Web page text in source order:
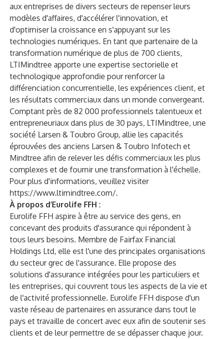
aux entreprises de divers secteurs de repenser leurs
modèles d'affaires, d'accélérer l'innovation, et
d'optimiser la croissance en s'appuyant sur les
technologies numériques. En tant que partenaire de la
transformation numérique de plus de 700 clients,
LTIMindtree apporte une expertise sectorielle et
technologique approfondie pour renforcer la
différenciation concurrentielle, les expériences client, et
les résultats commerciaux dans un monde convergeant.
Comptant près de 82 000 professionnels talentueux et
entrepreneuriaux dans plus de 30 pays, LTIMindtree, une
société Larsen & Toubro Group, allie les capacités
éprouvées des anciens Larsen & Toubro Infotech et
Mindtree afin de relever les défis commerciaux les plus
complexes et de fournir une transformation à l'échelle.
Pour plus d'informations, veuillez visiter
https://www.ltimindtree.com/.
À propos d’Eurolife FFH :
Eurolife FFH aspire à être au service des gens, en
concevant des produits d'assurance qui répondent à
tous leurs besoins. Membre de Fairfax Financial
Holdings Ltd, elle est l'une des principales organisations
du secteur grec de l'assurance. Elle propose des
solutions d'assurance intégrées pour les particuliers et
les entreprises, qui couvrent tous les aspects de la vie et
de l'activité professionnelle. Eurolife FFH dispose d'un
vaste réseau de partenaires en assurance dans tout le
pays et travaille de concert avec eux afin de soutenir ses
clients et de leur permettre de se dépasser chaque jour.